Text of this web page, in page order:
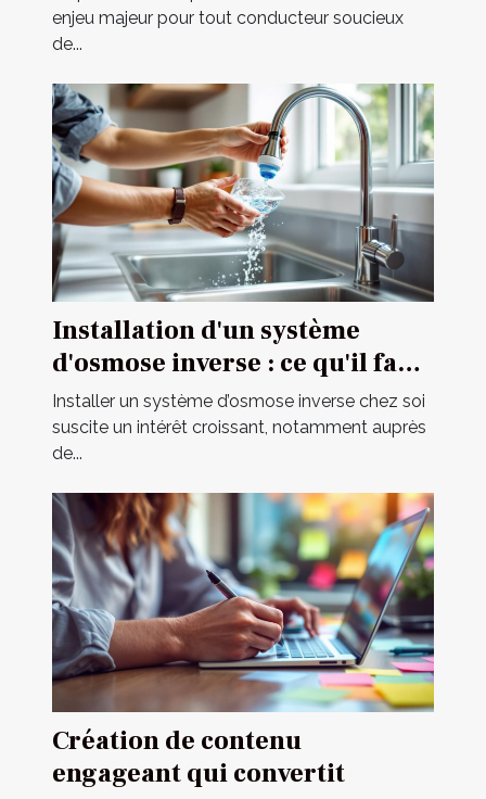
enjeu majeur pour tout conducteur soucieux
de...
Installation d'un système
d'osmose inverse : ce qu'il faut
savoir
Installer un système d’osmose inverse chez soi
suscite un intérêt croissant, notamment auprès
de...
Création de contenu
engageant qui convertit